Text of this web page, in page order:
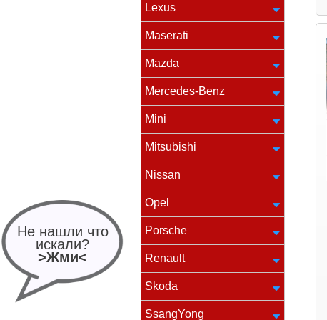
Не нашли что
искали?
>Жми<
Lexus
Maserati
Mazda
Mercedes-Benz
Mini
Mitsubishi
Nissan
Opel
Porsche
Renault
Skoda
SsangYong